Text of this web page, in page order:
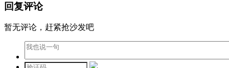
回复评论
暂无评论，赶紧抢沙发吧